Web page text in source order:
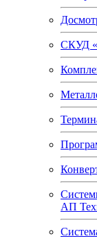
СКУД
АП